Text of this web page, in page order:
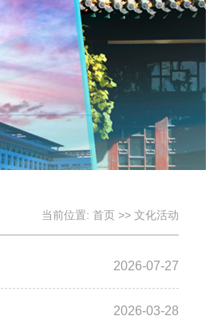
当前位置:首页 >>文化活动
2026-07-27
2026-03-28